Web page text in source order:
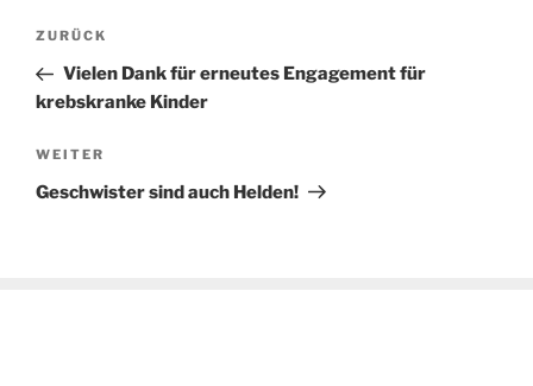
Beitragsnavigation
Vorheriger
Beitrag
ZURÜCK
Vielen Dank für erneutes Engagement für
krebskranke Kinder
Nächster
Beitrag
WEITER
Geschwister sind auch Helden!